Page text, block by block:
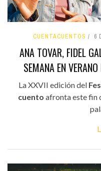
CUENTACUENTOS 6
ANA TOVAR, FIDEL
SEMANA EN
La XXVII edición del
cuento afronta este fin